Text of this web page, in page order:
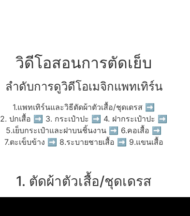
วิดีโอสอนการตัดเย็บ
ลำดับการดูวิดีโอเมจิกแพทเทิร์น
1.แพทเทิร์นและวิธีตัดผ้าตัวเสื้อ/ชุดเดรส ➡
2. ปกเสื้อ ➡ 3. กระเป๋าปะ ➡ 4. ฝากระเป๋าปะ ➡
5.เย็บกระเป๋าและฝาบนชิ้นงาน ➡ 6.คอเสื้อ ➡
7.ตะเข็บข้าง ➡ 8.ระบายชายเสื้อ ➡ 9.แขนเสื้อ
1. ตัดผ้าตัวเสื้อ/ชุดเดรส